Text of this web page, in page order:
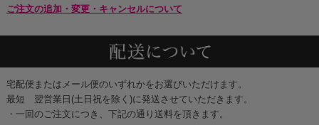
ご注文の追加・変更・キャンセルについて
宅配便またはメール便のいずれかをお選びいただけます。
最短 翌営業日(土日祝を除く)に発送させていただきます。
・一回のご注文につき、下記の通り送料を頂きます。